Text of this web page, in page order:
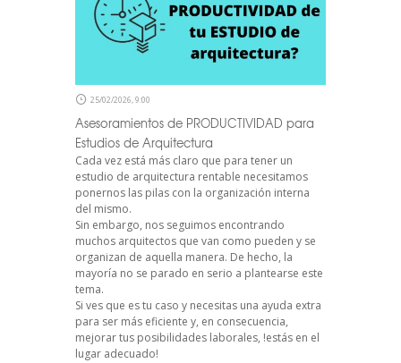
25/02/2026, 9:00
Asesoramientos de PRODUCTIVIDAD para
Estudios de Arquitectura
Cada vez está más claro que para tener un
estudio de arquitectura rentable necesitamos
ponernos las pilas con la organización interna
del mismo.
Sin embargo, nos seguimos encontrando
muchos arquitectos que van como pueden y se
organizan de aquella manera. De hecho, la
mayoría no se parado en serio a plantearse este
tema.
Si ves que es tu caso y necesitas una ayuda extra
para ser más eficiente y, en consecuencia,
mejorar tus posibilidades laborales, !estás en el
lugar adecuado!